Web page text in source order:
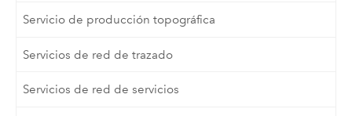
Servicio de producción topográfica
Servicios de red de trazado
Servicios de red de servicios